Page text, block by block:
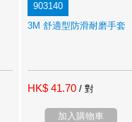
903140
3M 舒適型防滑耐磨手套
HK$ 41.70 / 對
加入購物車